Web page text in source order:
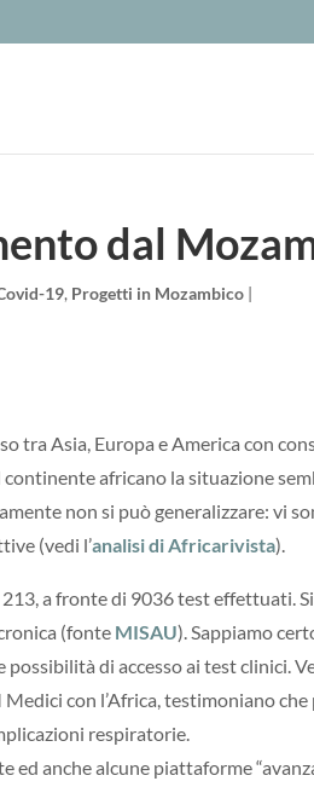
dal
19, Progetti in Mozambico |
tra Asia, Europa e America con
africano la situazione
non si può generalizzare: vi
(vedi l’analisi di Africarivista).
a fronte di 9036 test effettuati.
(fonte MISAU). Sappiamo
di accesso ai test clinici.
con l’Africa, testimoniano
respiratorie.
anche alcune piattaforme